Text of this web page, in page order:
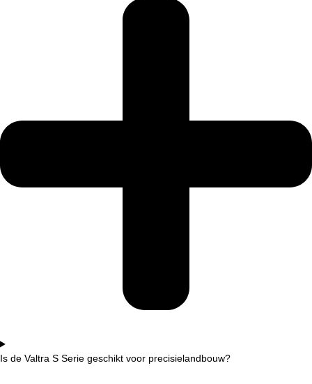
Is de Valtra S Serie geschikt voor precisielandbouw?